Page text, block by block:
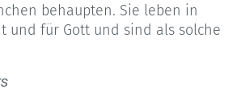
behaupten. Sie leben in
und für Gott und sind als solche